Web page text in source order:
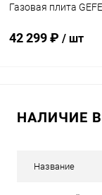
Газовая плита
42 299 ₽ / шт
НАЛИЧИЕ
Название